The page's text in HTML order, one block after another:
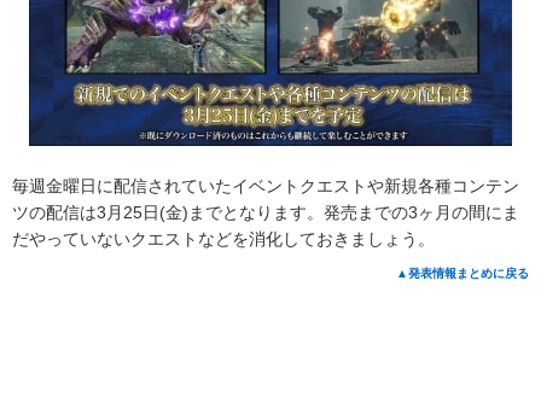
毎週金曜日に配信されていたイベントクエストや新規各種コンテン
ツの配信は3月25日(金)までとなります。発売までの3ヶ月の間にま
だやっていないクエストなどを消化しておきましょう。
▲発表情報まとめに戻る